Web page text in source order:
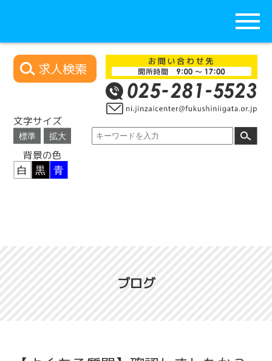
求人検索
文字サイズ
背景の色
ブログ